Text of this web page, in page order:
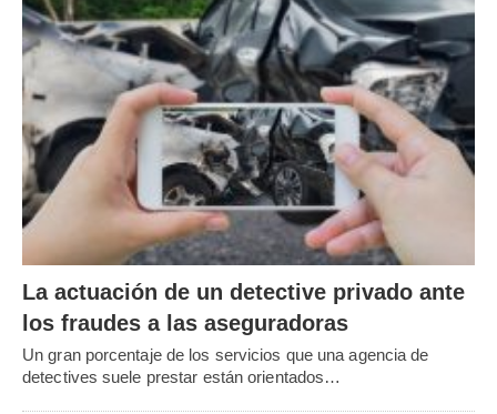
La actuación de un detective privado ante
los fraudes a las aseguradoras
Un gran porcentaje de los servicios que una agencia de
detectives suele prestar están orientados…